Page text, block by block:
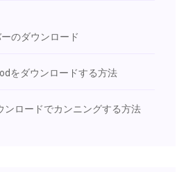
のダウンロード
をダウンロードする方法
ンロードでカンニングする方法